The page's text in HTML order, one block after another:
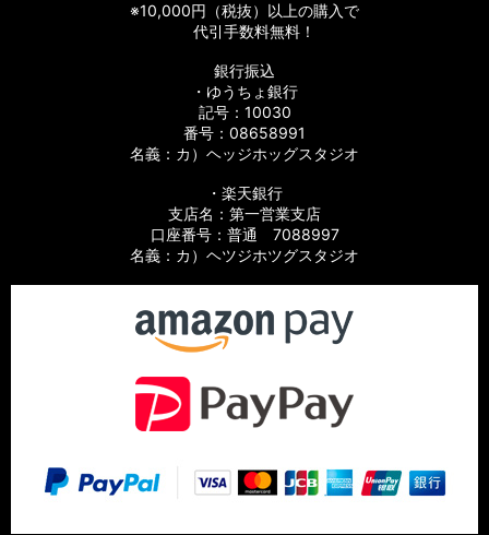
※10,000円（税抜）以上の購入で
代引手数料無料！
銀行振込
・ゆうちょ銀行
記号：10030
番号：08658991
名義：カ）ヘッジホッグスタジオ
・楽天銀行
支店名：第一営業支店
口座番号：普通 7088997
名義：カ）ヘツジホツグスタジオ